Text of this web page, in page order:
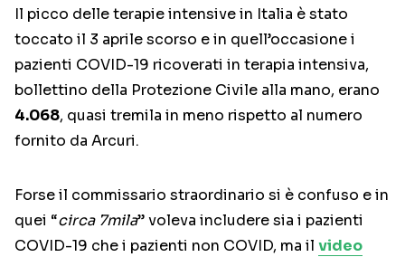
Il picco delle terapie intensive in Italia è stato
toccato il 3 aprile scorso e in quell’occasione i
pazienti COVID-19 ricoverati in terapia intensiva,
bollettino della Protezione Civile alla mano, erano
4.068, quasi tremila in meno rispetto al numero
fornito da Arcuri.
Forse il commissario straordinario si è confuso e in
quei “circa 7mila” voleva includere sia i pazienti
COVID-19 che i pazienti non COVID, ma il video